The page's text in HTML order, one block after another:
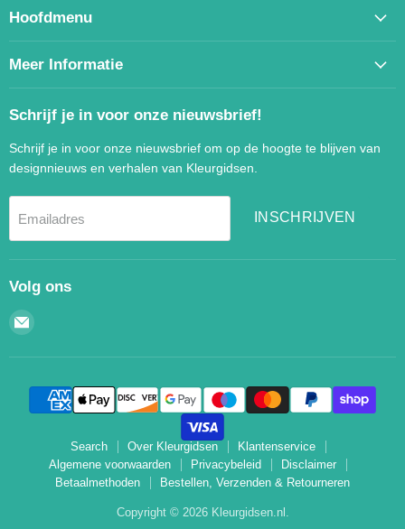
Hoofdmenu
Meer Informatie
Schrijf je in voor onze nieuwsbrief!
Schrijf je in voor onze nieuwsbrief om op de hoogte te blijven van
designnieuws en verhalen van Kleurgidsen.
Emailadres INSCHRIJVEN
Volg ons
Email
Search Over Kleurgidsen
Klantenservice
Algemene voorwaarden
Privacybeleid
Disclaimer
Betaalmethoden
Bestellen, Verzenden & Retourneren
Copyright © 2026 Kleurgidsen.nl.